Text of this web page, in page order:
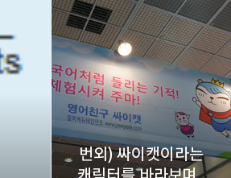
번외) 싸이캣이라는